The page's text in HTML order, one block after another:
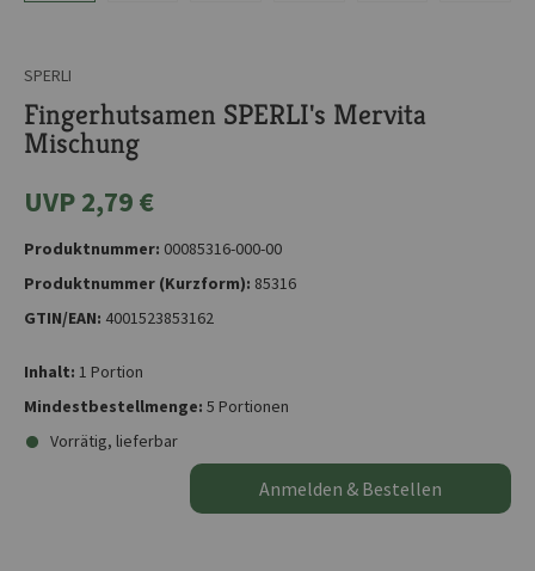
SPERLI
Fingerhutsamen SPERLI's Mervita
Mischung
UVP 2,79 €
Produktnummer: 00085316-000-00
Produktnummer (Kurzform): 85316
GTIN/EAN: 4001523853162
Inhalt: 1 Portion
Mindestbestellmenge: 5 Portionen
Vorrätig, lieferbar
Anmelden & Bestellen